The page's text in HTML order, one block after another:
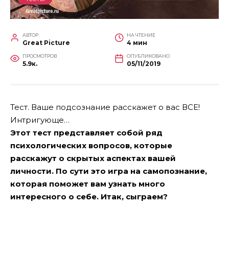
АВТОР
Great Picture
НА ЧТЕНИЕ
4 мин
ПРОСМОТРОВ
5.9к.
ОПУБЛИКОВАНО
05/11/2019
Тест. Ваше подсознание расскажет о вас ВСЕ!
Интригующе…
Этот тест представляет собой ряд
психологических вопросов, которые
расскажут о скрытых аспектах вашей
личности. По сути это игра на самопознание,
которая поможет вам узнать много
интересного о себе. Итак, сыграем?